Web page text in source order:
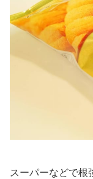
スーパーなどで根